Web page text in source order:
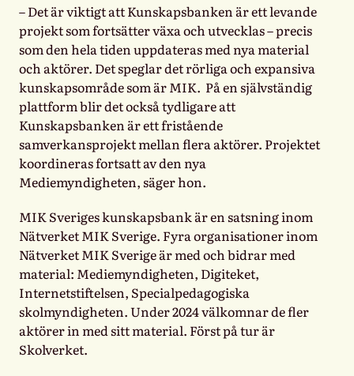
– Det är viktigt att Kunskapsbanken är ett levande
projekt som fortsätter växa och utvecklas – precis
som den hela tiden uppdateras med nya material
och aktörer. Det speglar det rörliga och expansiva
kunskapsområde som är MIK. På en självständig
plattform blir det också tydligare att
Kunskapsbanken är ett fristående
samverkansprojekt mellan flera aktörer. Projektet
koordineras fortsatt av den nya
Mediemyndigheten, säger hon.
MIK Sveriges kunskapsbank är en satsning inom
Nätverket MIK Sverige. Fyra organisationer inom
Nätverket MIK Sverige är med och bidrar med
material: Mediemyndigheten, Digiteket,
Internetstiftelsen, Specialpedagogiska
skolmyndigheten. Under 2024 välkomnar de fler
aktörer in med sitt material. Först på tur är
Skolverket.